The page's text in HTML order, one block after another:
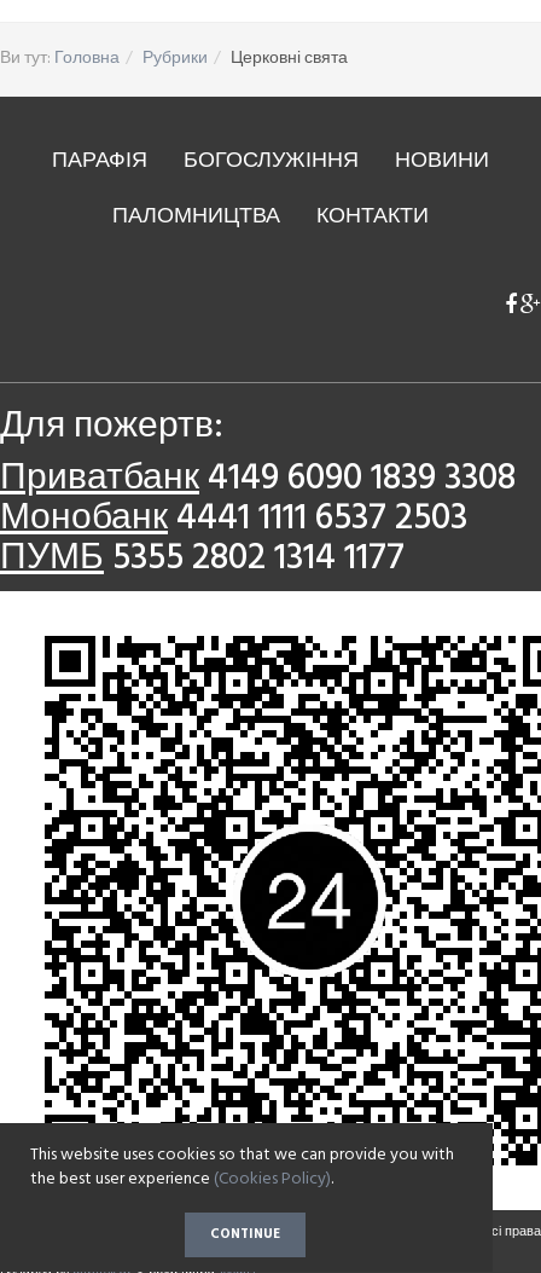
Ви тут: Головна Рубрики Церковні свята
ПАРАФІЯ БОГОСЛУЖІННЯ
НОВИНИ
ПАЛОМНИЦТВА
КОНТАКТИ
Для пожертв:
Приватбанк4149 6090 1839 3308
Монобанк4441 1111 6537 2503
ПУМБ5355 2802 1314 1177
Copyright © 2017-2022 Парафія на честь Воскресіння Христового села Зазим'є. Всі права
This website uses cookies so that we can provide you with
the best user experience (Cookies Policy).
CONTINUE